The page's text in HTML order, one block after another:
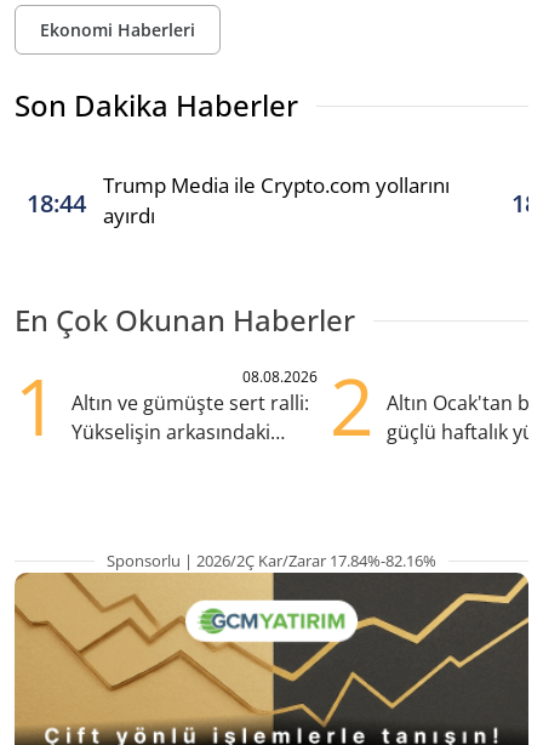
Ekonomi Haberleri
Son Dakika Haberler
18:44
Trump Media ile Crypto.com yollarını
ayırdı
En Çok Okunan Haberler
1 08.08.2026
Altın ve gümüşte sert ralli:
Yükselişin arkasındaki
2
Altın Ocak'tan
güçlü haftalık
Sponsorlu | 2026/2Ç Kar/Zarar 17.84%-82.16%